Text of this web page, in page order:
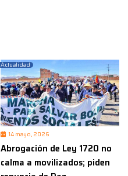
Actualidad
14 mayo, 2026
Abrogación de Ley 1720 no
calma a movilizados; piden